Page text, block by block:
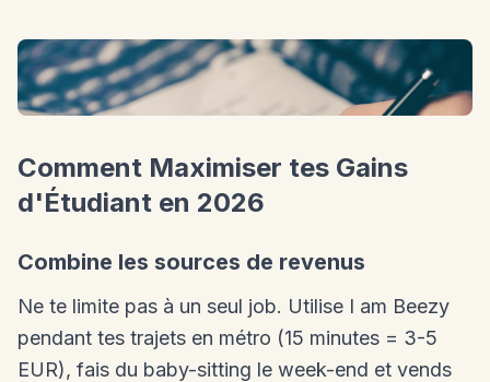
Comment Maximiser tes Gains
d'Étudiant en 2026
Combine les sources de revenus
Ne te limite pas à un seul job. Utilise I am Beezy
pendant tes trajets en métro (15 minutes = 3-5
EUR), fais du baby-sitting le week-end et vends